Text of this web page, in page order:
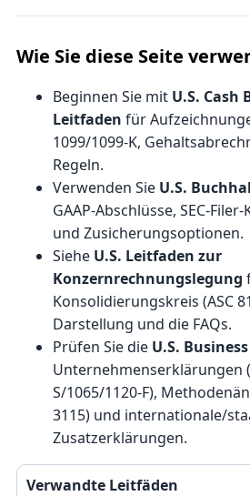
Wie Sie diese Seite
Beginnen Sie mit U.S. Cash
Leitfaden für
1099/1099-K,
Regeln.
Verwenden Sie U.S.
GAAP-Abschlüsse, SEC-
und Zusicherungsoptionen.
Siehe U.S. Leitfaden zur
Konzernrechnungslegung
Konsolidierungskreis (ASC
Darstellung und die FAQs.
Prüfen Sie die U.S.
Unternehmenserklärungen
S/1065/1120-F),
3115) und internationale/
Zusatzerklärungen.
Verwandte Leitfäden